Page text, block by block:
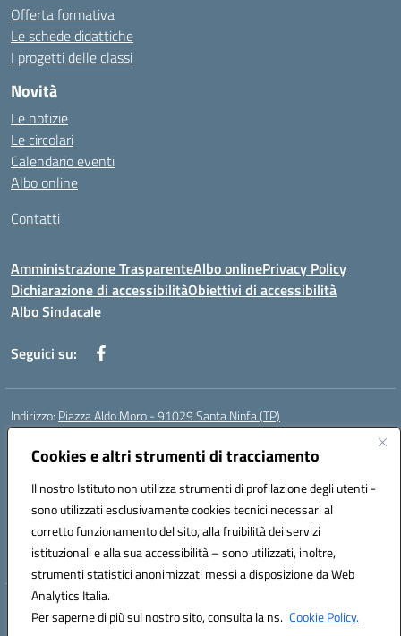
Cookies e altri strumenti di tracciamento
Il nostro Istituto non utilizza strumenti di profilazione degli utenti -
sono utilizzati esclusivamente cookies tecnici necessari al
corretto funzionamento del sito, alla fruibilità dei servizi
istituzionali e alla sua accessibilità – sono utilizzati, inoltre,
strumenti statistici anonimizzati messi a disposizione da Web
Analytics Italia.
Per saperne di più sul nostro sito, consulta la ns. Cookie Policy.
Offerta formativa
Le schede didattiche
I progetti delle classi
Novità
Le notizie
Le circolari
Calendario eventi
Albo online
Contatti
Amministrazione TrasparenteAlbo onlinePrivacy Policy
Dichiarazione di accessibilitàObiettivi di accessibilità
Albo Sindacale
Seguici su:
Indirizzo: Piazza Aldo Moro - 91029 Santa Ninfa (TP)
Centralino:
Posta elettronica certificata (PEC):tpic807004@pec.istruzione.it
Codice fiscale: 81002070811
Codice meccanografico:TPIC807004
Codice Indice delle Pubbliche Amministrazioni (IPA): istsc_tpic807004
Codice unico di fatturazione (CUF): UFLMAN
Hosting & Powered by 3D Solution S.r.l.
Concept & Design by Designers Italia